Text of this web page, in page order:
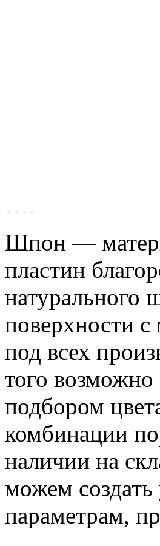
Шпон —
пластин
натурального
поверхности
под всех
того возможно
подбором
комбинации
наличии на
можем
параметрам,